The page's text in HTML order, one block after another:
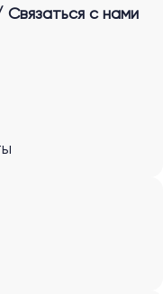
с нами